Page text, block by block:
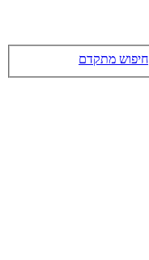
חיפוש מתקדם